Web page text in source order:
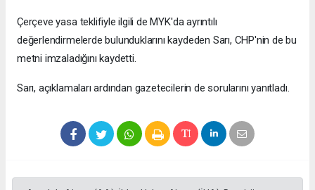
Çerçeve yasa teklifiyle ilgili de MYK'da ayrıntılı
değerlendirmelerde bulunduklarını kaydeden Sarı, CHP'nin de bu
metni imzaladığını kaydetti.
Sarı, açıklamaları ardından gazetecilerin de sorularını yanıtladı.